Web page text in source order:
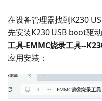
在设备管理器找到K230
先安装K230 USB boot驱
工具-EMMC烧录工具--
应用安装：